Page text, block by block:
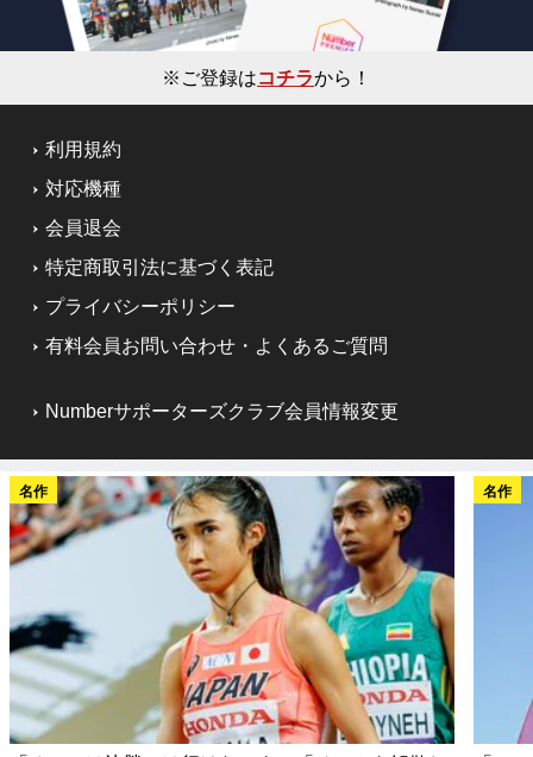
※ご登録はコチラから！
利用規約
対応機種
会員退会
特定商取引法に基づく表記
プライバシーポリシー
有料会員お問い合わせ・よくあるご質問
Numberサポーターズクラブ会員情報変更
名作 名作